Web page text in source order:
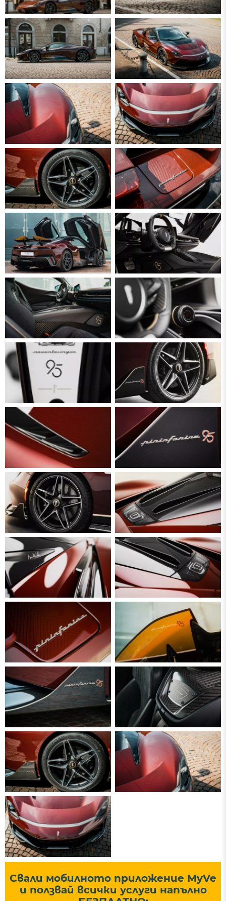
Свали мобилното приложение MyVe
и ползвай всички услуги напълно